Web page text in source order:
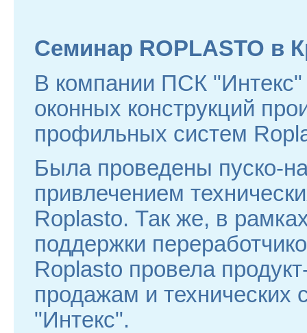
Семинар ROPLASTO в
В компании ПСК "Интекс"
оконных конструкций
профильных систем
Была проведены пуско-
привлечением
Roplasto. Так же, в
поддержки
Roplasto провела
продажам и
"Интекс".